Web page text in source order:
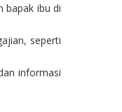
bapak ibu di
seperti
informasi